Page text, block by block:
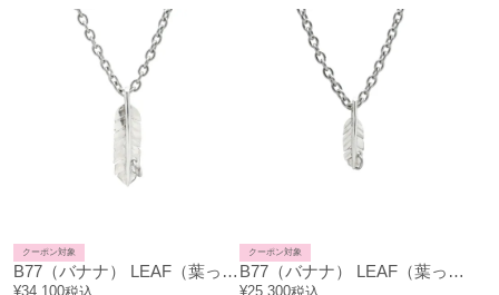
B77（バナナ） LEAF（葉っぱ） FEATHER（葉根） バナナ リーフェザー ネックレス 1葉（M）
クーポン対象
¥34,100
B77（バナナ） LEAF（葉っぱ） FEATHER（葉根） バナナ リーフェザー ネックレス 1葉（S）
クーポン対象
¥25,300